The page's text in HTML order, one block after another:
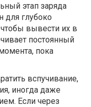
этап заряда
для глубоко
вывести их в
постоянный
пока
вспучивание,
иногда даже
Если через